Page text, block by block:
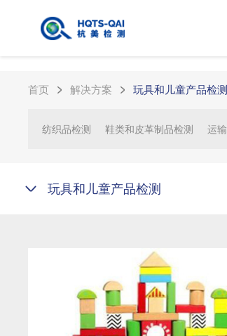
首页 解决方案 玩具和儿童产品检测
纺织品检测 鞋类和皮革制品检测 运
玩具和儿童产品检测